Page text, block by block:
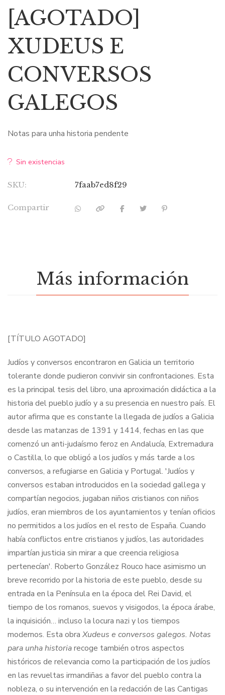
original
14,00 €.
actual
5,90 €.
[AGOTADO]
XUDEUS E
CONVERSOS
GALEGOS
Notas para unha historia pendente
Sin existencias
SKU: 7faab7ed8f29
Compartir
Más información
[TÍTULO AGOTADO]
Judíos y conversos encontraron en Galicia un territorio
tolerante donde pudieron convivir sin confrontaciones. Esta
es la principal tesis del libro, una aproximación didáctica a la
historia del pueblo judío y a su presencia en nuestro país. El
autor afirma que es constante la llegada de judíos a Galicia
desde las matanzas de 1391 y 1414, fechas en las que
comenzó un anti-judaísmo feroz en Andalucía, Extremadura
o Castilla, lo que obligó a los judíos y más tarde a los
conversos, a refugiarse en Galicia y Portugal. 'Judíos y
conversos estaban introducidos en la sociedad gallega y
compartían negocios, jugaban niños cristianos con niños
judíos, eran miembros de los ayuntamientos y tenían oficios
no permitidos a los judíos en el resto de España. Cuando
había conflictos entre cristianos y judíos, las autoridades
impartían justicia sin mirar a que creencia religiosa
pertenecían'. Roberto González Rouco hace asimismo un
breve recorrido por la historia de este pueblo, desde su
entrada en la Península en la época del Rei David, el
tiempo de los romanos, suevos y visigodos, la época árabe,
la inquisición… incluso la locura nazi y los tiempos
modernos. Esta obra Xudeus e conversos galegos. Notas
para unha historiarecoge también otros aspectos
históricos de relevancia como la participación de los judíos
en las revueltas irmandiñas a favor del pueblo contra la
nobleza, o su intervención en la redacción de las Cantigas